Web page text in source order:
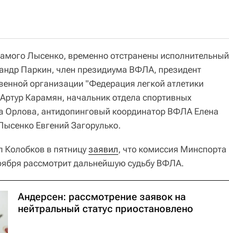
Лысенко, временно отстранены исполнительный
Паркин, член президиума ВФЛА, президент
организации "Федерация легкой атлетики
Карамян, начальник отдела спортивных
антидопинговый координатор ВФЛА Елена
Евгений Загорулько.
Колобков в пятницузаявил, что комиссия Минспорта
рассмотрит дальнейшую судьбу ВФЛА.
Андерсен: рассмотрение заявок на
нейтральный статус приостановлено